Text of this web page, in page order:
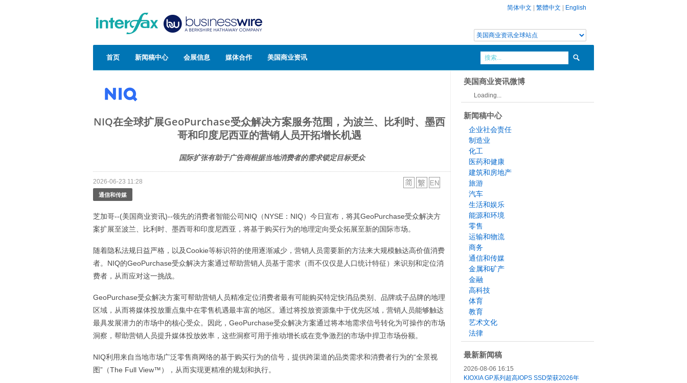
简体中文 繁體中文 English
首页 新闻稿中心 会展信息 媒体合作 美国商业资讯
NIQ在全球扩展GeoPurchase受众解决方案服务范围，为波兰、比利时、墨西
哥和印度尼西亚的营销人员开拓增长机遇
国际扩张有助于广告商根据当地消费者的需求锁定目标受众
2026-06-23 11:28
通信和传媒
芝加哥--(美国商业资讯)--领先的消费者智能公司NIQ（NYSE：NIQ）今日宣布，将其GeoPurchase受众解决方
案扩展至波兰、比利时、墨西哥和印度尼西亚，将基于购买行为的地理定向受众拓展至新的国际市场。
随着隐私法规日益严格，以及Cookie等标识符的使用逐渐减少，营销人员需要新的方法来大规模触达高价值消费
者。NIQ的GeoPurchase受众解决方案通过帮助营销人员基于需求（而不仅仅是人口统计特征）来识别和定位消
费者，从而应对这一挑战。
GeoPurchase受众解决方案可帮助营销人员精准定位消费者最有可能购买特定快消品类别、品牌或子品牌的地理
区域，从而将媒体投放重点集中在零售机遇最丰富的地区。通过将投放资源集中于优先区域，营销人员能够触达
最具发展潜力的市场中的核心受众。因此，GeoPurchase受众解决方案通过将本地需求信号转化为可操作的市场
洞察，帮助营销人员提升媒体投放效率，这些洞察可用于推动增长或在竞争激烈的市场中捍卫市场份额。
NIQ利用来自当地市场广泛零售商网络的基于购买行为的信号，提供跨渠道的品类需求和消费者行为的“全景视
图”（The Full View™），从而实现更精准的规划和执行。
美国商业资讯微博
Loading...
新闻稿中心
企业社会责任
制造业
化工
医药和健康
建筑和房地产
旅游
汽车
生活和娱乐
能源和环境
零售
运输和物流
商务
通信和传媒
金属和矿产
金融
高科技
体育
教育
艺术文化
法律
最新新闻稿
2026-08-06 16:15
KIOXIA GP系列超高IOPS SSD荣获2026年